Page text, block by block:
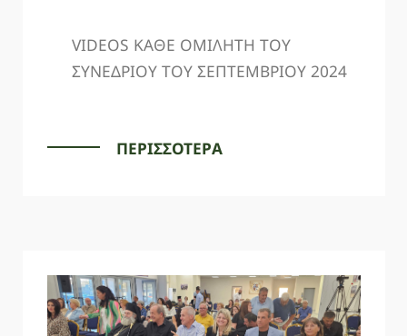
VIDEOS ΚΑΘΕ ΟΜΙΛΗΤΗ ΤΟΥ
ΣΥΝΕΔΡΙΟΥ ΤΟΥ ΣΕΠΤΕΜΒΡΙΟΥ 2024
ΠΕΡΙΣΣΟΤΕΡΑ